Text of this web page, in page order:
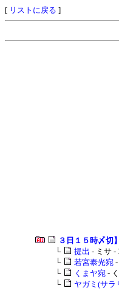
[ リストに戻る ]
３日１５時〆切
└
提出 - ミサ -
└
若宮泰光宛
└
くまヤ宛 -
└
ヤガミ(サラ